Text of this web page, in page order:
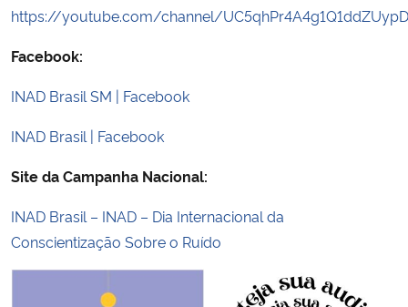
https://youtube.com/channel/
Facebook:
INAD Brasil SM | Facebook
INAD Brasil | Facebook
Site da Campanha Nacional:
INAD Brasil – INAD – Dia Internacional da
Conscientização Sobre o Ruído